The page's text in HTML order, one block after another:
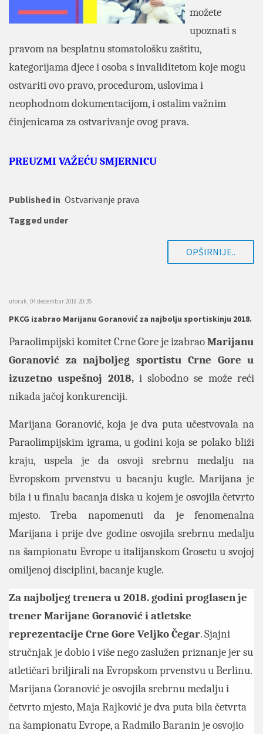
možete
upoznati s
pravom na besplatnu stomatološku zaštitu,
kategorijama djece i osoba s invaliditetom koje mogu
ostvariti ovo pravo, procedurom, uslovima i
neophodnom dokumentacijom, i ostalim važnim
činjenicama za ostvarivanje ovog prava.
PREUZMI VAŽEĆU SMJERNICU
Published in Ostvarivanje prava
Tagged under
OPŠIRNIJE..
utorak, 04 decembar 2018 20:35
PKCG izabrao Marijanu Goranović za najbolju sportiskinju 2018.
Paraolimpijski komitet Crne Gore je izabraoMarijanu
Goranović za najboljeg sportistu Crne Gore u
izuzetno uspešnoj 2018,i slobodno se može reći
nikada jačoj konkurenciji.
Marijana Goranović, koja je dva puta učestvovala na
Paraolimpijskim igrama, u godini koja se polako bliži
kraju, uspela je da osvoji srebrnu medalju na
Evropskom prvenstvu u bacanju kugle. Marijana je
bila i u finalu bacanja diska u kojem je osvojila četvrto
mjesto. Treba napomenuti da je fenomenalna
Marijana i prije dve godine osvojila srebrnu medalju
na šampionatu Evrope u italijanskom Grosetu u svojoj
omiljenoj disciplini, bacanje kugle.
Za najboljeg trenera u 2018. godini proglasen je
trener Marijane Goranović i atletske
reprezentacije Crne Gore Veljko Čegar. Sjajni
stručnjak je dobio i više nego zaslužen priznanje jer su
atletičari briljirali na Evropskom prvenstvu u Berlinu.
Marijana Goranović je osvojila srebrnu medalju i
četvrto mjesto, Maja Rajković je dva puta bila četvrta
na šampionatu Evrope, a Radmilo Baranin je osvojio